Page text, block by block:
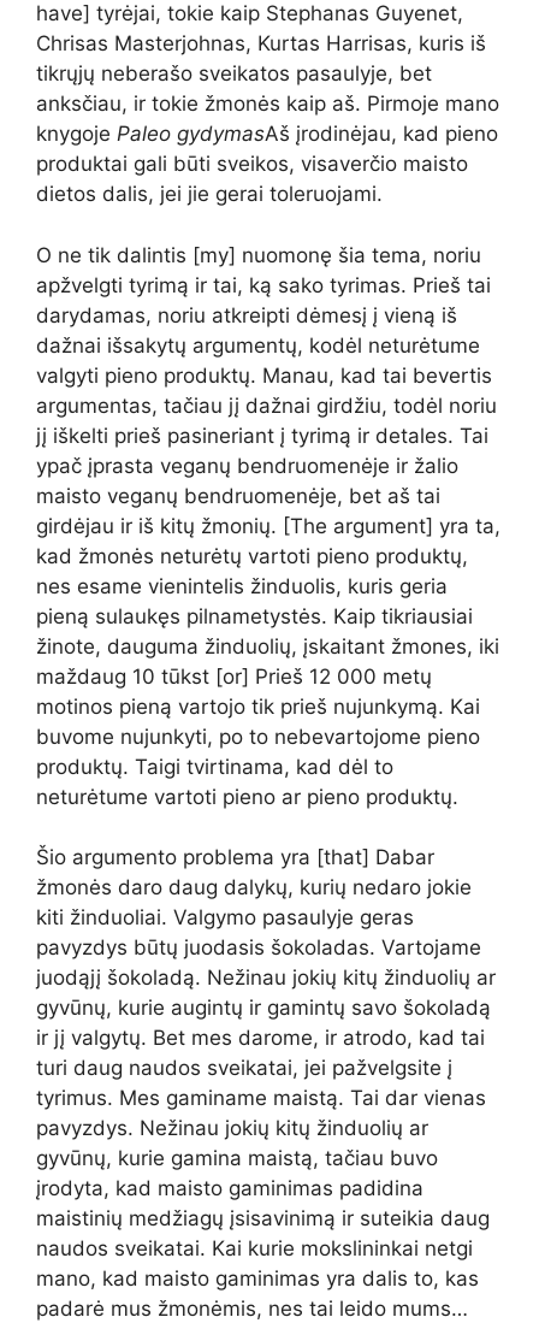
have] tyrėjai, tokie kaip Stephanas Guyenet,
Chrisas Masterjohnas, Kurtas Harrisas, kuris iš
tikrųjų neberašo sveikatos pasaulyje, bet
anksčiau, ir tokie žmonės kaip aš. Pirmoje mano
knygoje Paleo gydymasAš įrodinėjau, kad pieno
produktai gali būti sveikos, visaverčio maisto
dietos dalis, jei jie gerai toleruojami.
O ne tik dalintis [my] nuomonę šia tema, noriu
apžvelgti tyrimą ir tai, ką sako tyrimas. Prieš tai
darydamas, noriu atkreipti dėmesį į vieną iš
dažnai išsakytų argumentų, kodėl neturėtume
valgyti pieno produktų. Manau, kad tai bevertis
argumentas, tačiau jį dažnai girdžiu, todėl noriu
jį iškelti prieš pasineriant į tyrimą ir detales. Tai
ypač įprasta veganų bendruomenėje ir žalio
maisto veganų bendruomenėje, bet aš tai
girdėjau ir iš kitų žmonių. [The argument] yra ta,
kad žmonės neturėtų vartoti pieno produktų,
nes esame vienintelis žinduolis, kuris geria
pieną sulaukęs pilnametystės. Kaip tikriausiai
žinote, dauguma žinduolių, įskaitant žmones, iki
maždaug 10 tūkst [or] Prieš 12 000 metų
motinos pieną vartojo tik prieš nujunkymą. Kai
buvome nujunkyti, po to nebevartojome pieno
produktų. Taigi tvirtinama, kad dėl to
neturėtume vartoti pieno ar pieno produktų.
Šio argumento problema yra [that] Dabar
žmonės daro daug dalykų, kurių nedaro jokie
kiti žinduoliai. Valgymo pasaulyje geras
pavyzdys būtų juodasis šokoladas. Vartojame
juodąjį šokoladą. Nežinau jokių kitų žinduolių ar
gyvūnų, kurie augintų ir gamintų savo šokoladą
ir jį valgytų. Bet mes darome, ir atrodo, kad tai
turi daug naudos sveikatai, jei pažvelgsite į
tyrimus. Mes gaminame maistą. Tai dar vienas
pavyzdys. Nežinau jokių kitų žinduolių ar
gyvūnų, kurie gamina maistą, tačiau buvo
įrodyta, kad maisto gaminimas padidina
maistinių medžiagų įsisavinimą ir suteikia daug
naudos sveikatai. Kai kurie mokslininkai netgi
mano, kad maisto gaminimas yra dalis to, kas
padarė mus žmonėmis, nes tai leido mums…